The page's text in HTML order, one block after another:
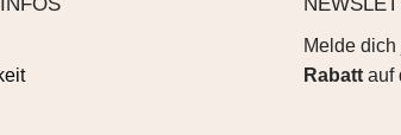
Melde
Rabatt auf